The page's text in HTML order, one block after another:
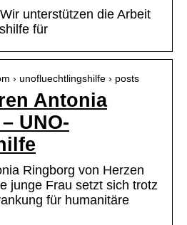
unterstützen die Arbeit
für
› unofluechtlingshilfe › posts
Antonia
UNO-
Ringborg von Herzen
junge Frau setzt sich trotz
für humanitäre